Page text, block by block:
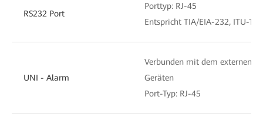
RS232 Port
Porttyp: RJ-45
Entspricht TIA/EIA-232, ITU-T
UNI - Alarm
Verbunden mit dem externen
Geräten
Port-Typ: RJ-45